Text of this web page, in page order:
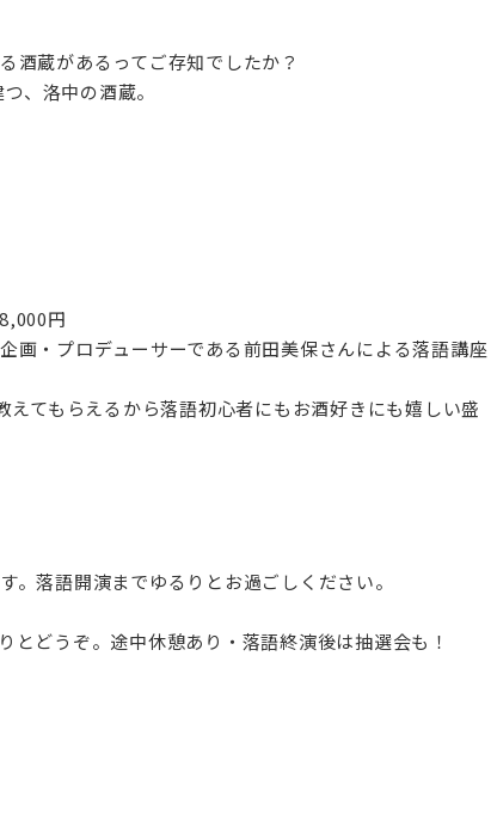
酒蔵があるってご存知でしたか？
、洛中の酒蔵。
円
画・プロデューサーである前田美保さんによる落語講座
てもらえるから落語初心者にもお酒好きにも嬉しい盛
落語開演までゆるりとお過ごしください。
どうぞ。途中休憩あり・落語終演後は抽選会も！